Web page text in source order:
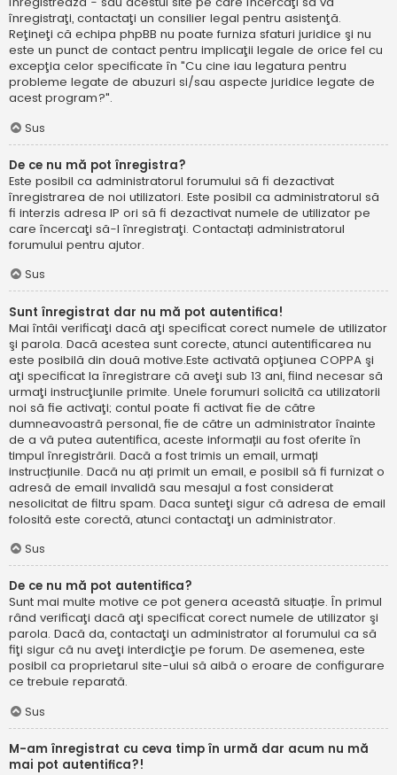
înregistraţi, contactaţi un consilier legal pentru asistenţă.
Reţineţi că echipa phpBB nu poate furniza sfaturi juridice şi nu
este un punct de contact pentru implicaţii legale de orice fel cu
excepţia celor specificate în "Cu cine iau legatura pentru
probleme legate de abuzuri si/sau aspecte juridice legate de
acest program?".
Sus
De ce nu mă pot înregistra?
Este posibil ca administratorul forumului să fi dezactivat
înregistrarea de noi utilizatori. Este posibil ca administratorul să
fi interzis adresa IP ori să fi dezactivat numele de utilizator pe
care încercaţi să-l înregistraţi. Contactați administratorul
forumului pentru ajutor.
Sus
Sunt înregistrat dar nu mă pot autentifica!
Mai întâi verificaţi dacă aţi specificat corect numele de utilizator
şi parola. Dacă acestea sunt corecte, atunci autentificarea nu
este posibilă din două motive.Este activată opţiunea COPPA şi
aţi specificat la înregistrare că aveţi sub 13 ani, fiind necesar să
urmaţi instrucţiunile primite. Unele forumuri solicită ca utilizatorii
noi să fie activaţi; contul poate fi activat fie de către
dumneavoastră personal, fie de către un administrator înainte
de a vă putea autentifica, aceste informații au fost oferite în
timpul înregistrării. Dacă a fost trimis un email, urmați
instrucțiunile. Dacă nu ați primit un email, e posibil să fi furnizat o
adresă de email invalidă sau mesajul a fost considerat
nesolicitat de filtru spam. Daca sunteţi sigur că adresa de email
folosită este corectă, atunci contactaţi un administrator.
Sus
De ce nu mă pot autentifica?
Sunt mai multe motive ce pot genera această situație. În primul
rând verificaţi dacă aţi specificat corect numele de utilizator şi
parola. Dacă da, contactaţi un administrator al forumului ca să
fiţi sigur că nu aveţi interdicţie pe forum. De asemenea, este
posibil ca proprietarul site-ului să aibă o eroare de configurare
ce trebuie reparată.
Sus
M-am înregistrat cu ceva timp în urmă dar acum nu mă
mai pot autentifica?!